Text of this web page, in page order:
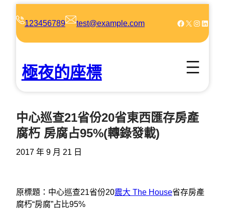
123456789 test@example.com Facebook X Instagram LinkedIn
極夜的座標
中心巡查21省份20省東西匯存房產
腐朽 房腐占95%(轉錄發載)
2017 年 9 月 21 日
原標題：中心巡查21省份20震大 The House省存房產
腐朽“房腐”占比95%